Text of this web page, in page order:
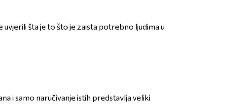
šta je to što je zaista potrebno ljudima u
i samo naručivanje istih predstavlja veliki